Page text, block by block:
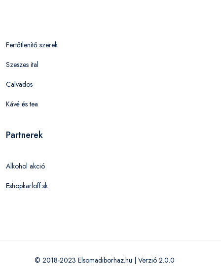
Fertőtlenítő szerek
Szeszes ital
Calvados
Kávé és tea
Partnerek
Alkohol akció
Eshopkarloff.sk
© 2018-2023 Elsomadiborhaz.hu | Verzió 2.0.0